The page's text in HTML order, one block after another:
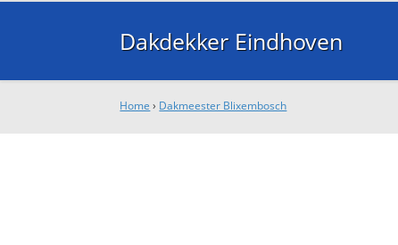
Dakdekker Eindhoven
Home › Dakmeester Blixembosch